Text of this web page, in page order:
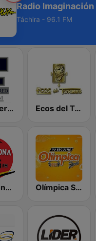
Radio Imaginación
Táchira - 96.1 FM
Tamá Stereo Ecos del Torbes
Campeona 96.5 FM Olímpica Stereo Cúcuta 94.7 FM